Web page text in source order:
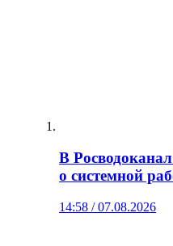
В
о системной
14:58 / 07.08.2026